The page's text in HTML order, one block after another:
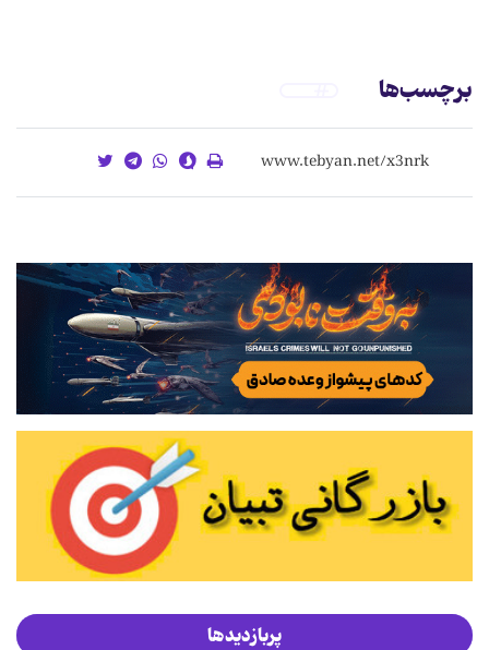
برچسب‌ها
پربازدیدها